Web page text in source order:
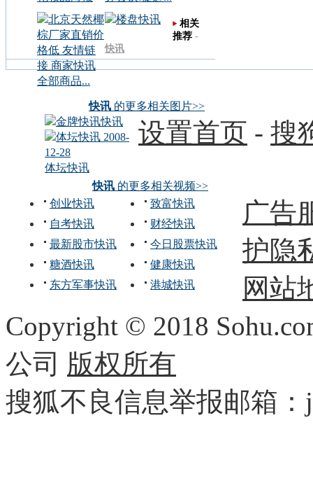
快讯 的更多相关图片>>
快讯
体坛快讯
快讯 的更多相关视频>>
相关
推荐 -
快讯
创业快讯
致富快讯
自考快讯
财经快讯
最新股市快讯
今日股票快讯
糖酒快讯
健康快讯
东方军事快讯
港城快讯
设置首页 - 搜
广告
护隐
网站
Copyright © 2018
公司 版权所有
搜狐不良信息举报邮箱：